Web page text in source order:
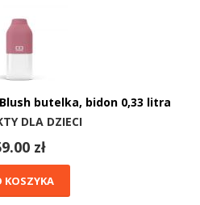
butelka, bidon 0,33 litra
DLA DZIECI
zł
KOSZYKA